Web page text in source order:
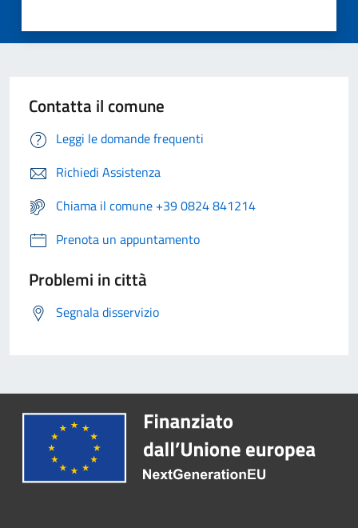
Contatta il comune
Leggi le domande frequenti
Richiedi Assistenza
Chiama il comune +39 0824 841214
Prenota un appuntamento
Problemi in città
Segnala disservizio